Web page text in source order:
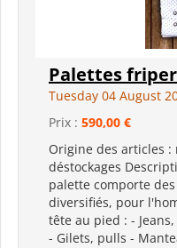
Palettes
Tuesday 04 August
Prix : 590,00 €
Origine des articles
déstockages
palette comporte
diversifiés, pour
tête au pied : -
- Gilets, pulls -